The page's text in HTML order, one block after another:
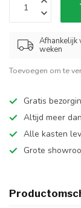
Afhankelijk
weken
Toevoegen om te
Gratis
Altijd meer
Alle kasten
Grote